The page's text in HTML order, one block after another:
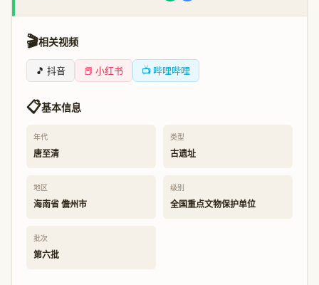
🎬相关视频
🎵 抖音 📕 小红书 📺 哔哩哔哩
📋基本信息
年代
唐至清
类型
古遗址
地区
海南省 儋州市
级别
全国重点文物保护单位
批次
第六批